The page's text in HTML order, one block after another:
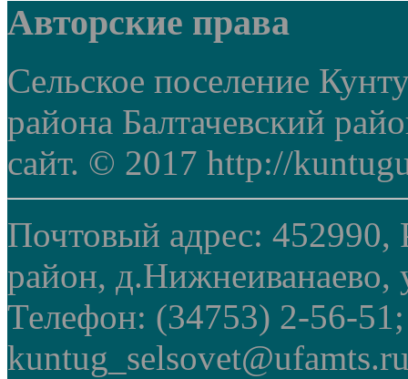
Авторские права
Сельское поселение
района Балтачевский
сайт. © 2017 http://
Почтовый адрес: 452990,
район, д.Нижнеиванаево,
Телефон: (34753) 2-56-